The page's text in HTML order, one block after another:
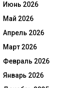
Июнь 2026
Май 2026
Апрель 2026
Март 2026
Февраль 2026
Январь 2026